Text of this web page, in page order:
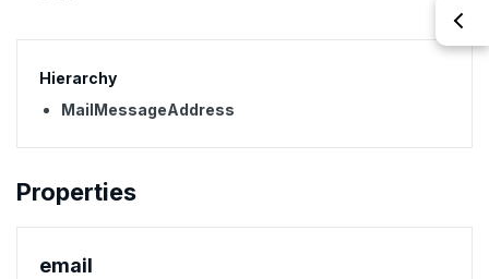
Hierarchy
MailMessageAddress
Properties
email